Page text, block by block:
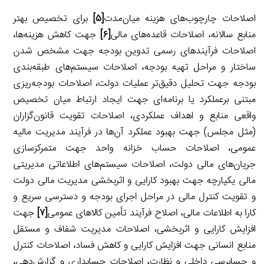
اصلاحات چارچوب‌های هزینه میان‌مدت[۵]
برای تخصیص بهتر
منابع سالانه، اصلاحات قاعده‌های مالی[۶]
جهت کاهش هزینه‌ها،
اصلاحات فرآیندهای رسمی تدوین بودجه جهت مشخص شدن
ساختار و مراحل تهیه بودجه، اصلاحات سیستم‌های طبقه‌بندی
بودجه جهت تحلیل دقیق‌تر عملیات دولت، اصلاحات بودجه‌ریزی
مبتنی برعملکرد یا برنامه‌ای جهت ایجاد ارتباط میان تخصیص
واقعی منابع و اهداف عملکردی، اصلاحات تقویت قانون‌گزاران
(مثل مجلس) جهت بهبود عملکرد آن‌ها در فرآیند مدیریت مالیه
عمومی، اصلاحات حساب خزانه واحد جهت متمرکزسازی
جریان‌های مالی دولت، اصلاحات سیستم‌های اطلاعاتی مدیریتی
مالی یکپارچه جهت بهبود کارایی و اثربخشی مدیریت مالی دولت
و تقویت کنترل مالی در مراحل اجرای بودجه و دسترسی سریع و
کارا به اطلاعات مالی، اصلاح فرآیند تأمین کالاهای عمومی[۷]
جهت
افزایش کارایی و اثربخشی، اصلاحات مدیریت شفاف و مستقل
منابع انسانی جهت افزایش کارایی و کاهش فساد، اصلاحات کنترل